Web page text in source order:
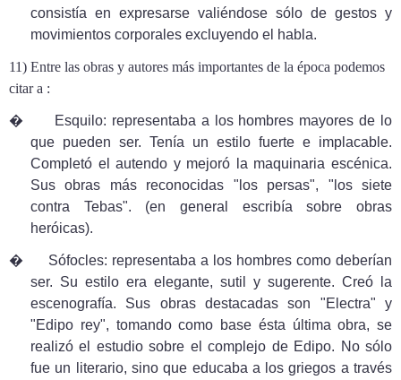
consistía en expresarse valiéndose sólo de gestos y
movimientos corporales excluyendo el habla.
11) Entre las obras y autores más importantes de la época podemos
citar a :
�
Esquilo: representaba a los hombres mayores de lo
que pueden ser. Tenía un estilo fuerte e implacable.
Completó el autendo y mejoró la maquinaria escénica.
Sus obras más reconocidas "los persas", "los siete
contra Tebas". (en general escribía sobre obras
heróicas).
�
Sófocles: representaba a los hombres como deberían
ser. Su estilo era elegante, sutil y sugerente. Creó la
escenografía. Sus obras destacadas son "Electra" y
"Edipo rey", tomando como base ésta última obra, se
realizó el estudio sobre el complejo de Edipo. No sólo
fue un literario, sino que educaba a los griegos a través